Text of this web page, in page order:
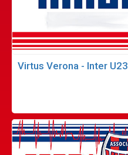
Virtus Verona - Inter U23